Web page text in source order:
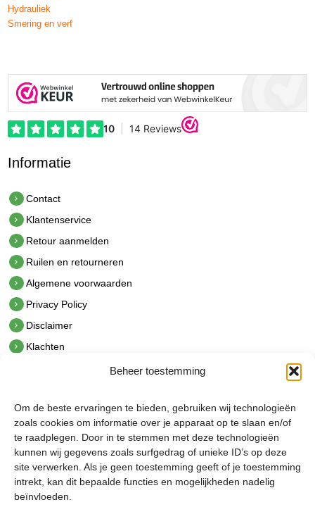
Beheer toestemming
Om de beste ervaringen te bieden, gebruiken wij technologieën
zoals cookies om informatie over je apparaat op te slaan en/of
te raadplegen. Door in te stemmen met deze technologieën
kunnen wij gegevens zoals surfgedrag of unieke ID’s op deze
site verwerken. Als je geen toestemming geeft of je toestemming
intrekt, kan dit bepaalde functies en mogelijkheden nadelig
beïnvloeden.
Hydrauliek
Smering en verf
Informatie
Contact
Klantenservice
Retour aanmelden
Ruilen en retourneren
Algemene voorwaarden
Privacy Policy
Disclaimer
Klachten
hetindustriehuis B.V.
De Hoek 1 1601 MR Enkhuizen
t.0228 53 00 40
e.info@hetindustriehuis.com
KVK 51483904
BTW NL850044522B01